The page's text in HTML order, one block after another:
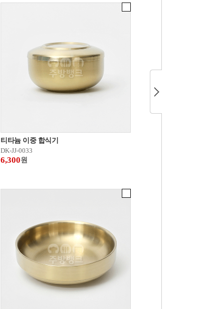
티타늄 이중 합식기
DK-JJ-0033
6,300원